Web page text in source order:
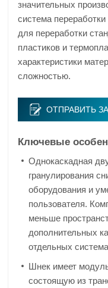
значительных
система
для переработки
пластиков и
характеристики
сложностью.
ОТПРАВИТЬ
Ключевые
Однокаскадная
гранулирования
оборудования и
пользователя.
меньше
дополнительных
отдельных
Шнек имеет
состоящую из